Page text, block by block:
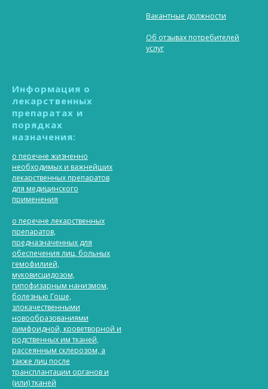
Вакантные должности
Об отзывах потребителей
услуг
Информация о
лекарственных
препаратах и
порядках
назначения:
о перечне жизненно
необходимых и важнейших
лекарственных препаратов
для медицинского
применения
о перечне лекарственных
препаратов,
предназначенных для
обеспечения лиц, больных
гемофилией,
муковисцидозом,
гипофизарным нанизмом,
болезнью Гоше,
злокачественными
новообразованиями
лимфоидной, кроветворной и
родственных им тканей,
рассеянным склерозом, а
также лиц после
трансплантации органов и
(или) тканей